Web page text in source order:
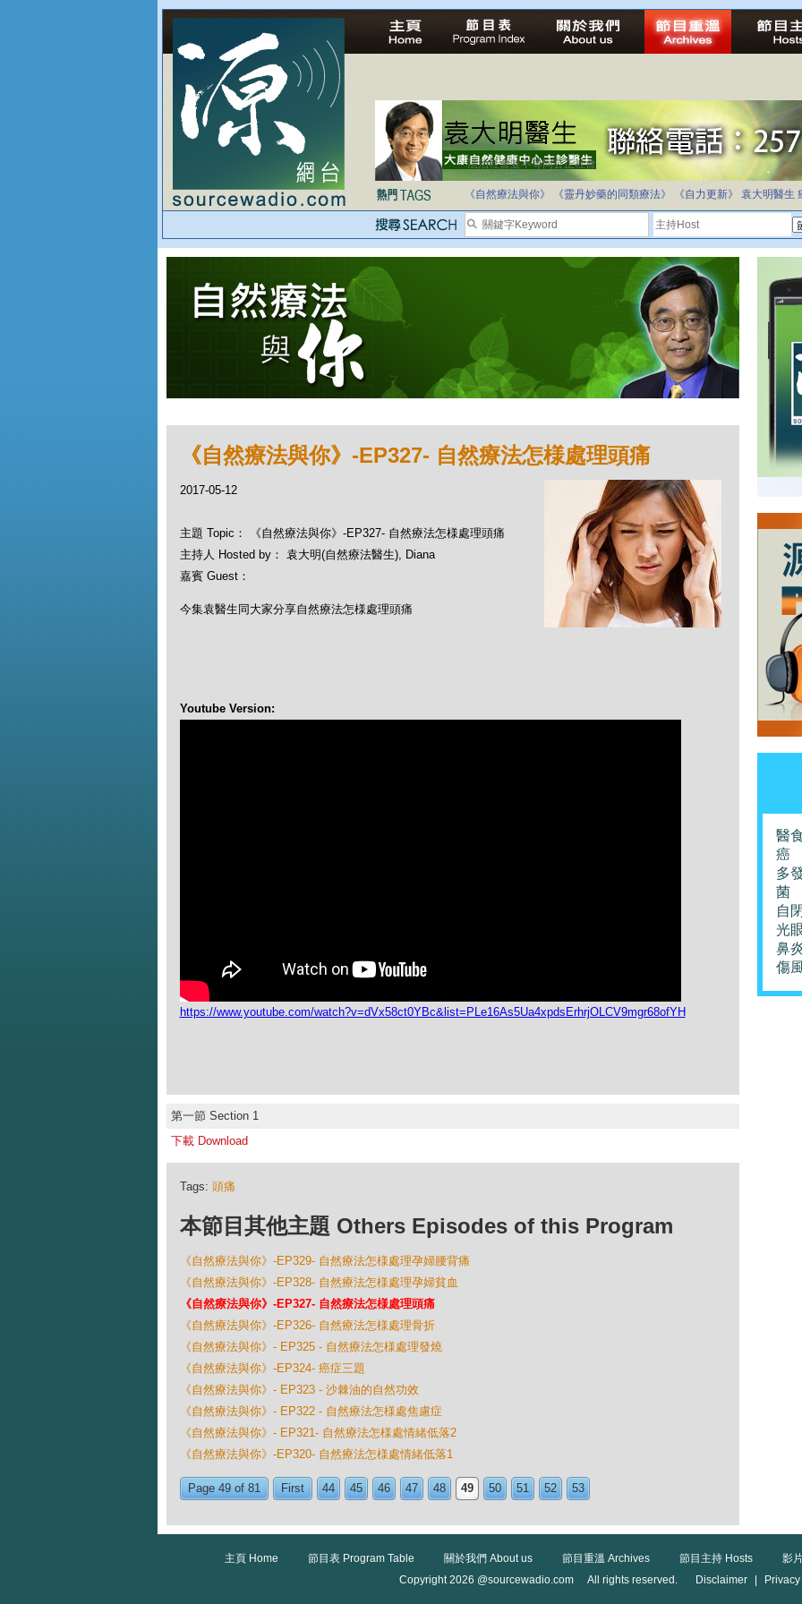
法治社會並不等同公正社會
自家教育合法化-推動多元化教育，全民學卷制
《自然療法與你》
《靈丹妙藥的同類療法》 《自力更新》 袁大明醫生
《自然療法與你》-EP327- 自然療法怎様處理頭痛
2017-05-12
主題 Topic： 《自然療法與你》-EP327- 自然療法怎様處理頭痛
主持人 Hosted by： 袁大明(自然療法醫生), Diana
嘉賓 Guest：
今集袁醫生同大家分享自然療法怎様處理頭痛
Youtube Version:
https://www.youtube.com/watch?v=dVx58ct0YBc&list=PLe16As5Ua4xpdsErhrjOLCV9mgr68ofYH
第一節 Section 1
下載 Download
Tags: 頭痛
本節目其他主題 Others Episodes of this Program
《自然療法與你》-EP329- 自然療法怎様處理孕婦腰背痛
《自然療法與你》-EP328- 自然療法怎様處理孕婦貧血
《自然療法與你》-EP327- 自然療法怎様處理頭痛
《自然療法與你》-EP326- 自然療法怎様處理骨折
《自然療法與你》- EP325 - 自然療法怎様處理發燒
《自然療法與你》-EP324- 癌症三題
《自然療法與你》- EP323 - 沙棘油的自然功效
《自然療法與你》- EP322 - 自然療法怎様處焦慮症
《自然療法與你》- EP321- 自然療法怎様處情緒低落2
《自然療法與你》-EP320- 自然療法怎様處情緒低落1
Page 49 of 81 First 44 45 46 47 48 49 50 51 52 53
醫
癌
多
菌
自
光
鼻
傷
主頁 Home 節目表 Program Table 關於我們 About us 節目重溫 Archives 節目主持 Hosts
影
Copyright 2026 @sourcewadio.com All rights reserved.
Disclaimer Privacy